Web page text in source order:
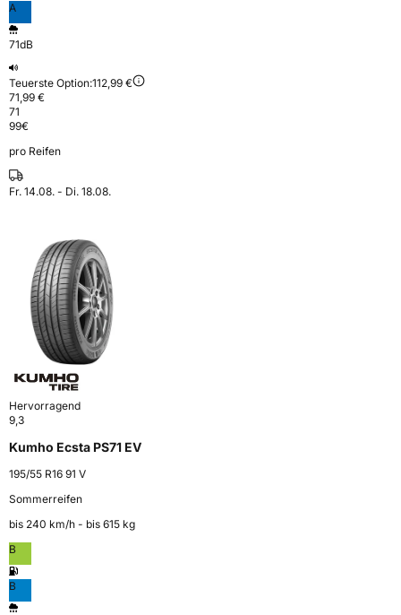
A
71dB
Teuerste Option:112,99 €
71,99 €
71
99€
pro Reifen
Fr. 14.08. - Di. 18.08.
Hervorragend
9,3
Kumho Ecsta PS71 EV
195/55 R16 91 V
Sommerreifen
bis 240 km⁠/⁠h - bis 615 kg
B
B